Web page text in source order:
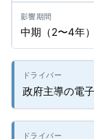
中期（2〜4年）
政府主導の電